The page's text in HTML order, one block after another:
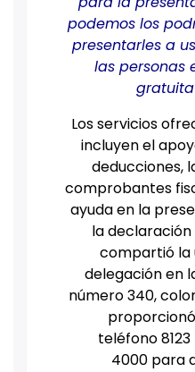
podemos los
presentarles a
las personas
Los servicios
incluyen el
deducciones,
comprobantes
ayuda en la
la declaración
compartió la
delegación en
número 340,
teléfono
4000 para